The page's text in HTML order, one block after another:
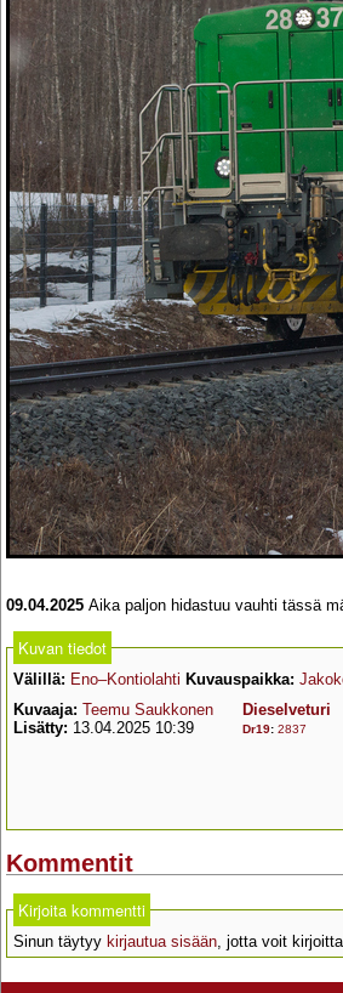
09.04.2025 Aika paljon hidastuu vauhti tässä
Kuvan tiedot
Välillä: Eno–Kontiolahti Kuvauspaikka:
Kuvaaja: Teemu Saukkonen
Lisätty: 13.04.2025 10:39
Dieselveturi
Dr19: 2837
Kommentit
Kirjoita kommentti
Sinun täytyy kirjautua sisään, jotta voit